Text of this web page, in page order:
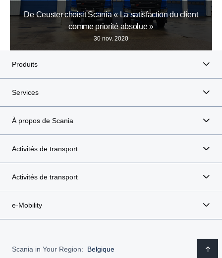
De Ceuster choisit Scania « La satisfaction du client
comme priorité absolue »
30 nov. 2020
Produits
Services
À propos de Scania
Activités de transport
Activités de transport
e-Mobility
Scania in Your Region: Belgique